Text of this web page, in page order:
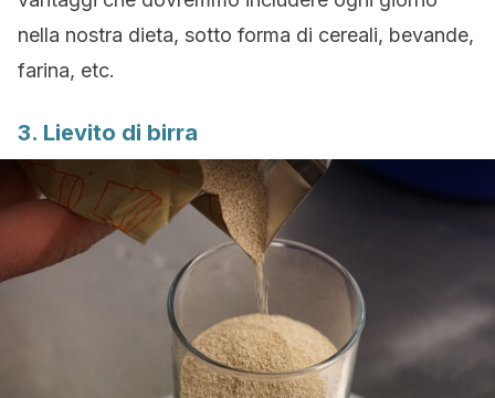
nella nostra dieta, sotto forma di cereali, bevande,
farina, etc.
3. Lievito di birra